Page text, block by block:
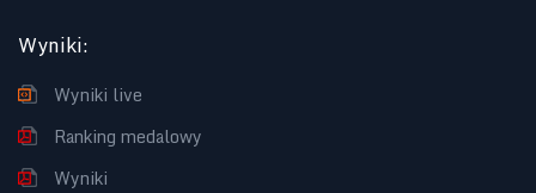
Wyniki:
Wyniki live
Ranking medalowy
Wyniki